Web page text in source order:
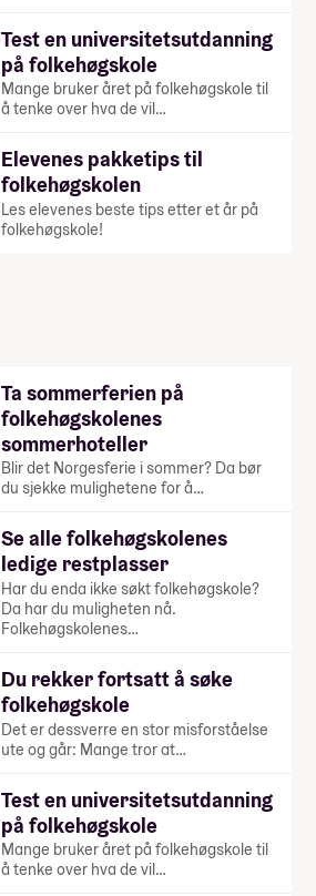
Test en universitetsutdanning
på folkehøgskole
Mange bruker året på folkehøgskole til
å tenke over hva de vil…
Elevenes pakketips til
folkehøgskolen
Les elevenes beste tips etter et år på
folkehøgskole!
Ta sommerferien på
folkehøgskolenes
sommerhoteller
Blir det Norgesferie i sommer? Da bør
du sjekke mulighetene for å…
Se alle folkehøgskolenes
ledige restplasser
Har du enda ikke søkt folkehøgskole?
Da har du muligheten nå.
Folkehøgskolenes…
Du rekker fortsatt å søke
folkehøgskole
Det er dessverre en stor misforståelse
ute og går: Mange tror at…
Test en universitetsutdanning
på folkehøgskole
Mange bruker året på folkehøgskole til
å tenke over hva de vil…